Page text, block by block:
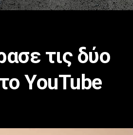
τις δύο
YouTube